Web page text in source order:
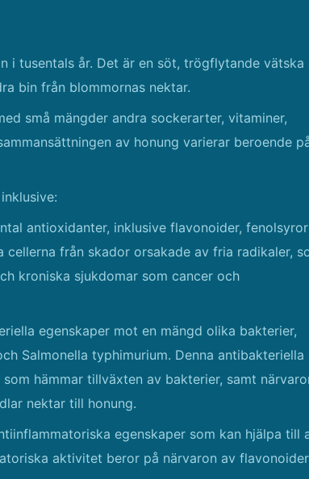
i tusentals år. Det är en söt, trögflytande vätska
bin från blommornas nektar.
små mängder andra sockerarter, vitaminer,
av honung varierar beroende
antioxidanter, inklusive flavonoider,
från skador orsakade av fria radikaler,
kroniska sjukdomar som cancer och
egenskaper mot en mängd olika bakterier,
Salmonella typhimurium. Denna antibakteriella
hämmar tillväxten av bakterier, samt
nektar till honung.
egenskaper som kan hjälpa till
aktivitet beror på närvaron av